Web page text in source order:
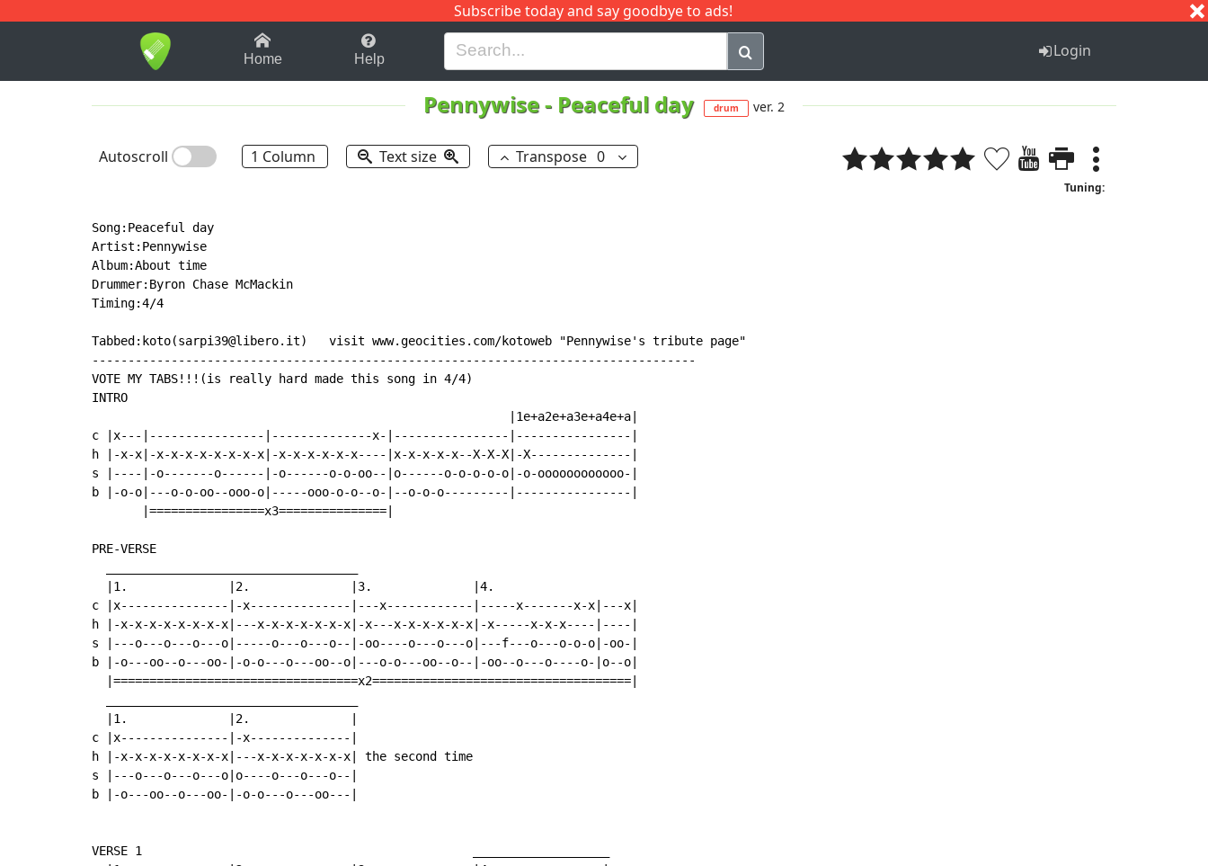
Subscribe today and say goodbye to ads!
1-9 B H I J Q
Home Help Login
Pennywise- Peaceful day drum ver. 2
Autoscroll 1 Column Text size Transpose 0
Tuning:
Song:Peaceful day
Artist:Pennywise
Album:About time
Drummer:Byron Chase McMackin
Timing:4/4
Tabbed:koto(sarpi39@libero.it)   visit www.geocities.com/kotoweb "Pennywise's tribute page"
------------------------------------------------------------------------------------
VOTE MY TABS!!!(is really hard made this song in 4/4)
INTRO
                                                          |1e+a2e+a3e+a4e+a|
c |x---|----------------|--------------x-|----------------|----------------|
h |-x-x|-x-x-x-x-x-x-x-x|-x-x-x-x-x-x----|x-x-x-x-x--X-X-X|-X--------------|
s |----|-o-------o------|-o------o-o-oo--|o------o-o-o-o-o|-o-oooooooooooo-|
b |-o-o|---o-o-oo--ooo-o|-----ooo-o-o--o-|--o-o-o---------|----------------|
       |================x3===============|
PRE-VERSE
  |1.              |2.              |3.              |4.
c |x---------------|-x--------------|---x------------|-----x-------x-x|---x|
h |-x-x-x-x-x-x-x-x|---x-x-x-x-x-x-x|-x---x-x-x-x-x-x|-x-----x-x-x----|----|
s |---o---o---o---o|-----o---o---o--|-oo----o---o---o|---f---o---o-o-o|-oo-|
b |-o---oo--o---oo-|-o-o---o---oo--o|---o-o---oo--o--|-oo--o---o----o-|o--o|
  |==================================x2====================================|
  |1.              |2.              |
c |x---------------|-x--------------|
h |-x-x-x-x-x-x-x-x|---x-x-x-x-x-x-x| the second time
s |---o---o---o---o|o----o---o---o--|
b |-o---oo--o---oo-|-o-o---o---oo---|
VERSE 1                                              ___________________